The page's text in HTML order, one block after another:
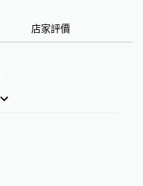
店家評價